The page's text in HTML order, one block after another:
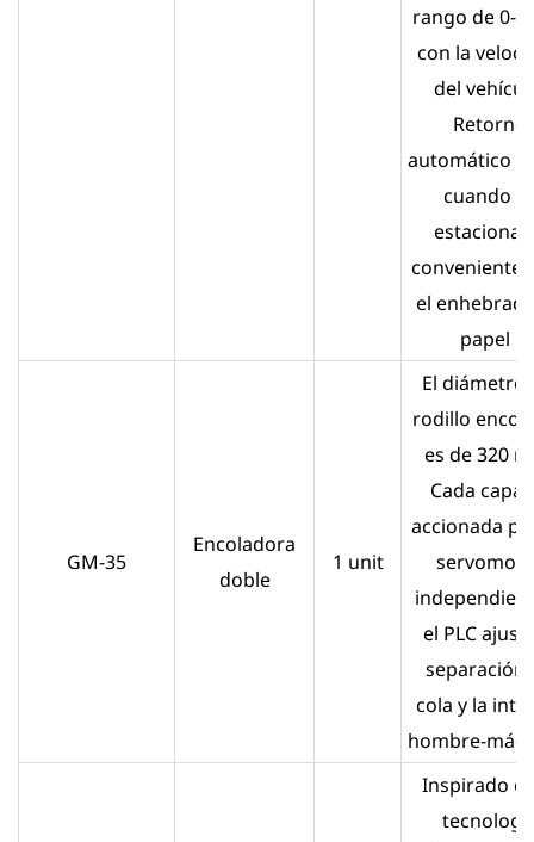
rango de 0-
con la
del
Retorno
automático a
cuando
estaciona
conveniente
el
papel .
GM-35
Encoladora
doble
1 unit
El diámetro
rodillo
es de 320
Cada capa
accionada
el PLC
separación
cola y la
hombre-
Inspirado